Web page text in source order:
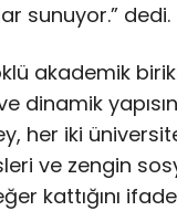
sunuyor.” dedi.
akademik
dinamik
her iki
ve zengin
kattığını